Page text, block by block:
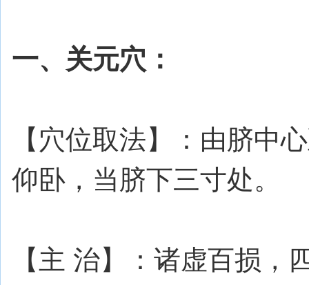
一、关元穴：
【穴位取法】：由脐中
仰卧，当脐下三寸处。
【主 治】：诸虚百损，